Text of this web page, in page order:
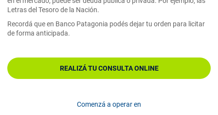
Letras del Tesoro de la Nación.
Recordá que en Banco Patagonia podés dejar tu orden para licitar
de forma anticipada.
REALIZÁ TU CONSULTA ONLINE
Comenzá a operar en